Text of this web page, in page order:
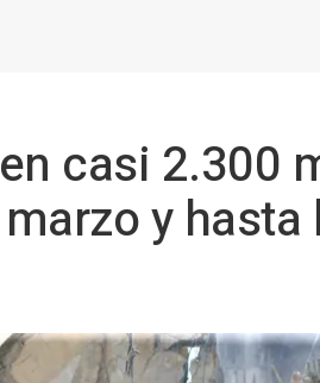
casi 2.300
y